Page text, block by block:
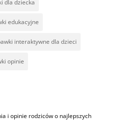
dla dziecka
edukacyjne
interaktywne dla dzieci
opinie
i opinie rodziców o najlepszych